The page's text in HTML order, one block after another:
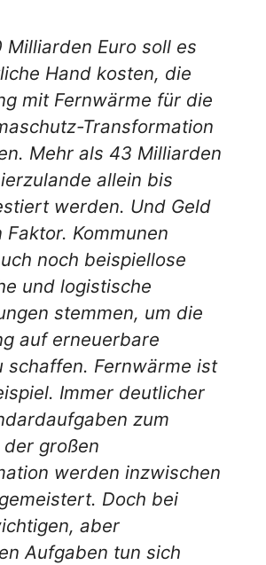
Milliarden Euro soll es
Hand kosten, die
mit Fernwärme für die
Transformation
Mehr als 43 Milliarden
allein bis
werden. Und Geld
Kommunen
noch beispiellose
und logistische
stemmen, um die
auf erneuerbare
schaffen. Fernwärme ist
Immer deutlicher
zum
der großen
werden inzwischen
Doch bei
aber
Aufgaben tun sich